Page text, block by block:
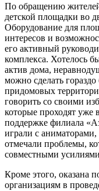
По обращению
детской площадки во
Оборудование для
интересов и
его активный
комплекса. Хотелось
актив дома,
можно сделать гораздо
придомовых
говорить со своими
которые проходят уже
поддержке филиала
играли с
отмечали проблемы,
совместными
Кроме этого, оказана
организациям в